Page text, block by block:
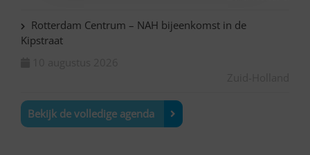
Rotterdam Centrum – NAH bijeenkomst in de
Kipstraat
Bekijk de volledige agenda